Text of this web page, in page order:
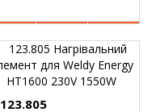
123.805